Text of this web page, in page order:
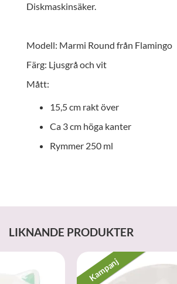
Diskmaskinsäker.
Modell: Marmi Round från Flamingo
Färg: Ljusgrå och vit
Mått:
15,5 cm rakt över
Ca 3 cm höga kanter
Rymmer 250 ml
LIKNANDE PRODUKTER
Kampanj